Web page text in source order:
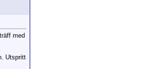
med
Utspritt